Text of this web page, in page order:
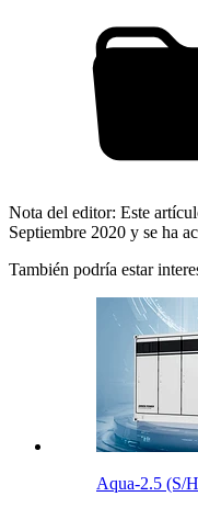
Nota del editor: Este
Septiembre 2020 y se ha
También podría estar
Aqua-2.5 (S/